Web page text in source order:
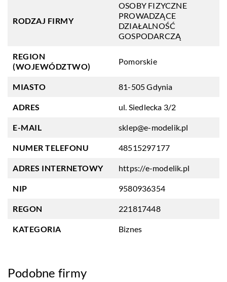
RODZAJ FIRMY
OSOBY FIZYCZNE
PROWADZĄCE
DZIAŁALNOŚĆ
GOSPODARCZĄ
REGION
(WOJEWÓDZTWO)
Pomorskie
MIASTO 81-505 Gdynia
ADRES ul. Siedlecka 3/2
E-MAIL sklep@e-modelik.pl
NUMER TELEFONU 48515297177
ADRES INTERNETOWY https://e-modelik.pl
NIP 9580936354
REGON 221817448
KATEGORIA Biznes
Podobne firmy